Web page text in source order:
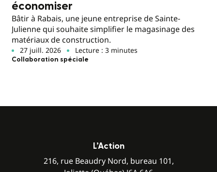
économiser
Bâtir à Rabais, une jeune entreprise de Sainte-
Julienne qui souhaite simplifier le magasinage des
matériaux de construction.
27 juill. 2026 Lecture : 3 minutes
Collaboration spéciale
L’Action
216, rue Beaudry Nord, bureau 101,